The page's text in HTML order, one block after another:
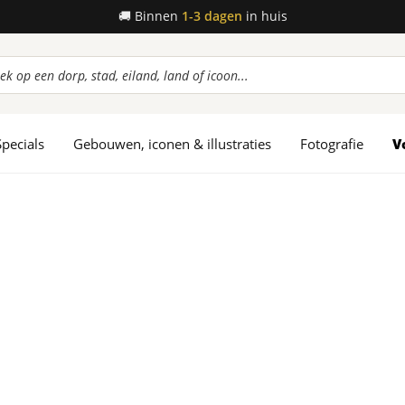
🚚 Binnen 1-3 dagen in huis
Gebouwen, iconen & illustraties Fotografie